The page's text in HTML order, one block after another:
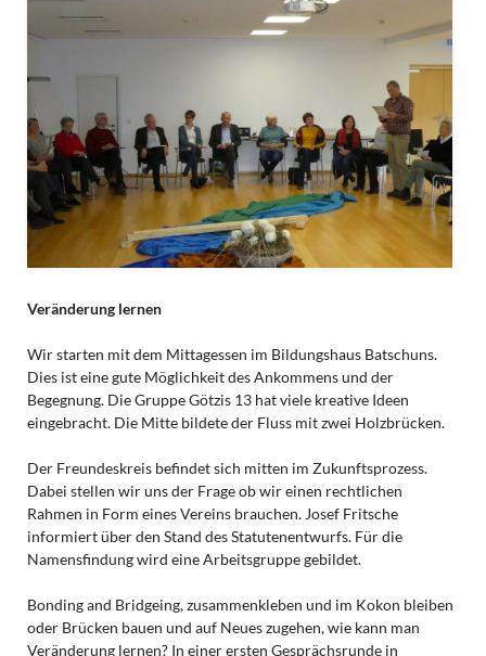
Veränderung lernen
Wir starten mit dem Mittagessen im Bildungshaus Batschuns.
Dies ist eine gute Möglichkeit des Ankommens und der
Begegnung. Die Gruppe Götzis 13 hat viele kreative Ideen
eingebracht. Die Mitte bildete der Fluss mit zwei Holzbrücken.
Der Freundeskreis befindet sich mitten im Zukunftsprozess.
Dabei stellen wir uns der Frage ob wir einen rechtlichen
Rahmen in Form eines Vereins brauchen. Josef Fritsche
informiert über den Stand des Statutenentwurfs. Für die
Namensfindung wird eine Arbeitsgruppe gebildet.
Bonding and Bridgeing, zusammenkleben und im Kokon bleiben
oder Brücken bauen und auf Neues zugehen, wie kann man
Veränderung lernen? In einer ersten Gesprächsrunde in